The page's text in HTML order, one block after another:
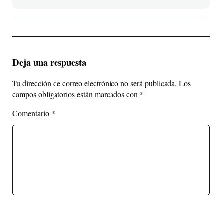
Deja una respuesta
Tu dirección de correo electrónico no será publicada. Los
campos obligatorios están marcados con *
Comentario *